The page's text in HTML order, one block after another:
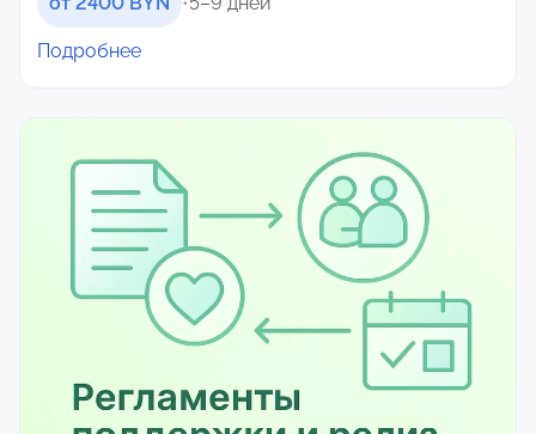
Подробнее